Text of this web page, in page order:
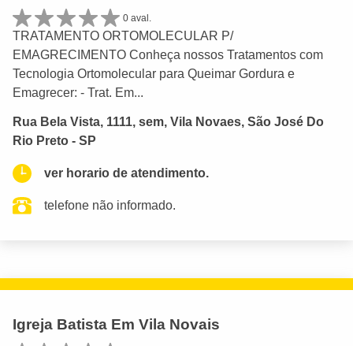
0 aval.
TRATAMENTO ORTOMOLECULAR P/
EMAGRECIMENTO Conheça nossos Tratamentos com
Tecnologia Ortomolecular para Queimar Gordura e
Emagrecer: - Trat. Em...
Rua Bela Vista, 1111, sem, Vila Novaes, São José Do
Rio Preto - SP
ver horario de atendimento.
telefone não informado.
Igreja Batista Em Vila Novais